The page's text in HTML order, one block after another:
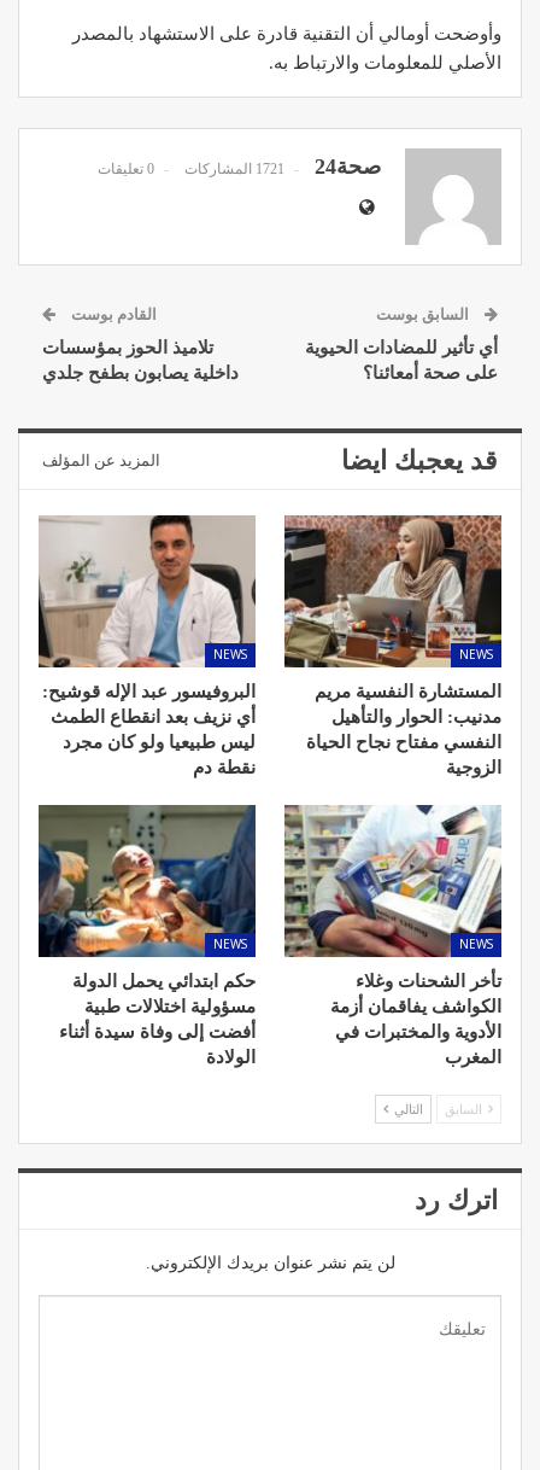
وأوضحت أومالي أن التقنية قادرة على الاستشهاد بالمصدر
الأصلي للمعلومات والارتباط به.
صحة24 1721 المشاركات 0 تعليقات
السابق بوست
أي تأثير للمضادات الحيوية
على صحة أمعائنا؟
القادم بوست
تلاميذ الحوز بمؤسسات
داخلية يصابون بطفح جلدي
قد يعجبك ايضا المزيد عن المؤلف
NEWS
المستشارة النفسية مريم
مدنيب: الحوار والتأهيل
النفسي مفتاح نجاح الحياة
الزوجية
NEWS
البروفيسور عبد الإله قوشيح:
أي نزيف بعد انقطاع الطمث
ليس طبيعيا ولو كان مجرد
نقطة دم
NEWS
تأخر الشحنات وغلاء
الكواشف يفاقمان أزمة
الأدوية والمختبرات في
المغرب
NEWS
حكم ابتدائي يحمل الدولة
مسؤولية اختلالات طبية
أفضت إلى وفاة سيدة أثناء
الولادة
السابق التالي
اترك رد
لن يتم نشر عنوان بريدك الإلكتروني.